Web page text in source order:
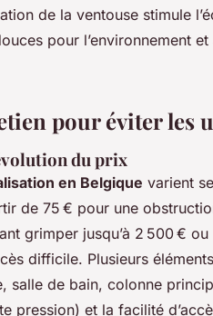
de la ventouse stimule
pour l’environnement et
pour éviter les
du prix
en Belgique varient
de 75 € pour une
grimper jusqu’à 2 500 €
difficile. Plusieurs
salle de bain, colonne
pression) et la facilité